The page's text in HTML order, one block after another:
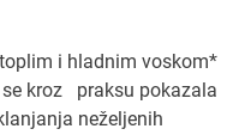
i hladnim voskom*
kroz praksu pokazala
neželjenih